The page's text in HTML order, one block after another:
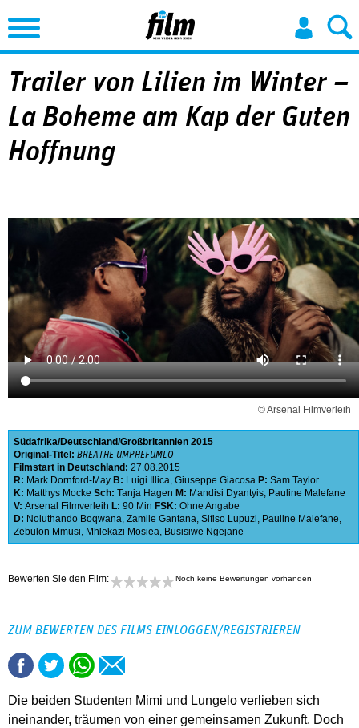
Jump to Navigation
Trailer von Lilien im Winter –
La Boheme am Kap der Guten
Hoffnung
© Arsenal Filmverleih
Südafrika Deutschland Großbritannien 2015
Original-Titel: BREATHE UMPHEFUMLO
Filmstart in Deutschland: 27.08.2015
R: Mark Dornford-May B: Luigi Illica, Giuseppe Giacosa P: Sam Taylor
K: Matthys Mocke Sch: Tanja Hagen M: Mandisi Dyantyis, Pauline Malefane
V: Arsenal Filmverleih L: 90 Min FSK: Ohne Angabe
D: Noluthando Boqwana, Zamile Gantana, Sifiso Lupuzi, Pauline Malefane,
Zebulon Mmusi, Mhlekazi Mosiea, Busisiwe Ngejane
Bewerten Sie den Film: Noch keine Bewertungen vorhanden
ZUM BEWERTEN DES FILMS EINLOGGEN/REGISTRIEREN
Die beiden Studenten Mimi und Lungelo verlieben sich
ineinander, träumen von einer gemeinsamen Zukunft. Doch